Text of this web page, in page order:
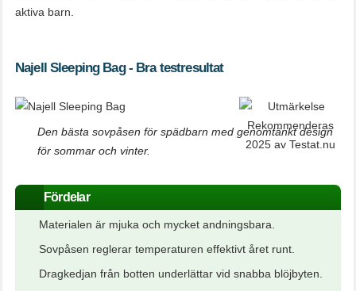
aktiva barn.
Najell Sleeping Bag - Bra testresultat
Den bästa sovpåsen för spädbarn med genomtänkt design
för sommar och vinter.
Fördelar
Materialen är mjuka och mycket andningsbara.
Sovpåsen reglerar temperaturen effektivt året runt.
Dragkedjan från botten underlättar vid snabba blöjbyten.